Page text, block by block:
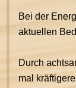
Bei der
aktuellen
Durch
mal